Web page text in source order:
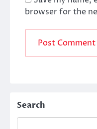
browser for the
Search